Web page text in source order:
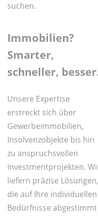
suchen.
Immobilien?
Smarter,
schneller,
Unsere Expertise
erstreckt sich über
Gewerbeimmobilien,
Insolvenzobjekte bis hin
zu anspruchsvollen
Investmentprojekten.
liefern präzise Lösungen,
die auf Ihre individuellen
Bedürfnisse abgestimmt